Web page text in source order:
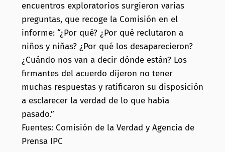
encuentros exploratorios surgieron varias
preguntas, que recoge la Comisión en el
informe: “¿Por qué? ¿Por qué reclutaron a
niños y niñas? ¿Por qué los desaparecieron?
¿Cuándo nos van a decir dónde están? Los
firmantes del acuerdo dijeron no tener
muchas respuestas y ratificaron su disposición
a esclarecer la verdad de lo que había
pasado.”
Fuentes: Comisión de la Verdad y Agencia de
Prensa IPC